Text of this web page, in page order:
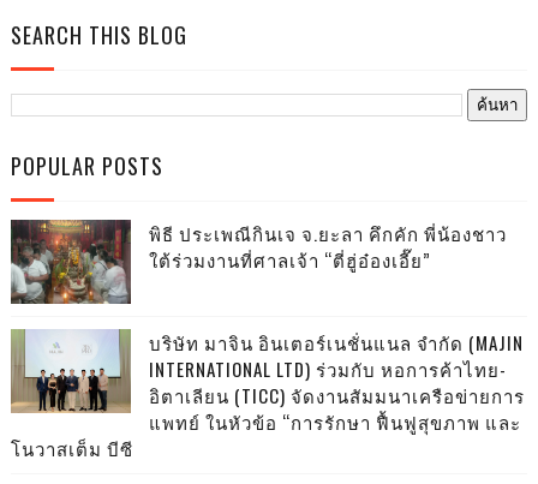
SEARCH THIS BLOG
POPULAR POSTS
พิธี ประเพณีกินเจ จ.ยะลา คึกคัก พี่น้องชาว
ใต้ร่วมงานที่ศาลเจ้า “ตี่ฮู่อ๋องเอี๊ย”
บริษัท มาจิน อินเตอร์เนชั่นแนล จำกัด (MAJIN
INTERNATIONAL LTD) ร่วมกับ หอการค้าไทย-
อิตาเลียน (TICC) จัดงานสัมมนาเครือข่ายการ
แพทย์ ในหัวข้อ “การรักษา ฟื้นฟูสุขภาพ และ
โนวาสเต็ม บีซี